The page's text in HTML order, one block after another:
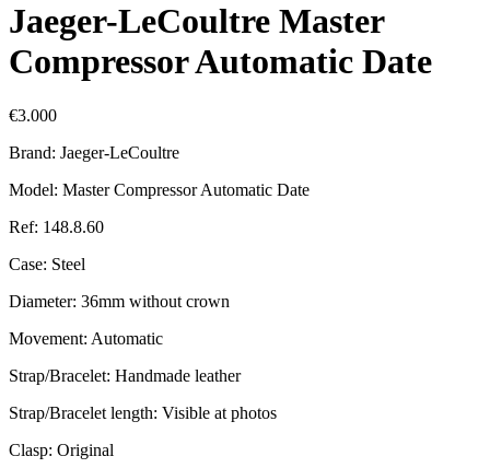
Jaeger-LeCoultre Master
Compressor Automatic Date
€3.000
Brand: Jaeger-LeCoultre
Model: Master Compressor Automatic Date
Ref: 148.8.60
Case: Steel
Diameter: 36mm without crown
Movement: Automatic
Strap/Bracelet: Handmade leather
Strap/Bracelet length: Visible at photos
Clasp: Original